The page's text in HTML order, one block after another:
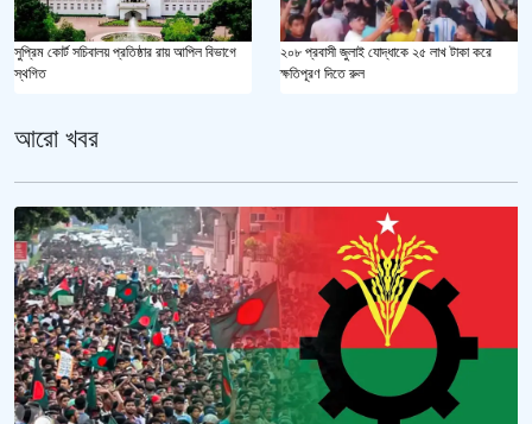
সুপ্রিম কোর্ট সচিবালয় প্রতিষ্ঠার রায় আপিল বিভাগে
স্থগিত
২০৮ প্রবাসী জুলাই যোদ্ধাকে ২৫ লাখ টাকা করে
ক্ষতিপূরণ দিতে রুল
আরো খবর